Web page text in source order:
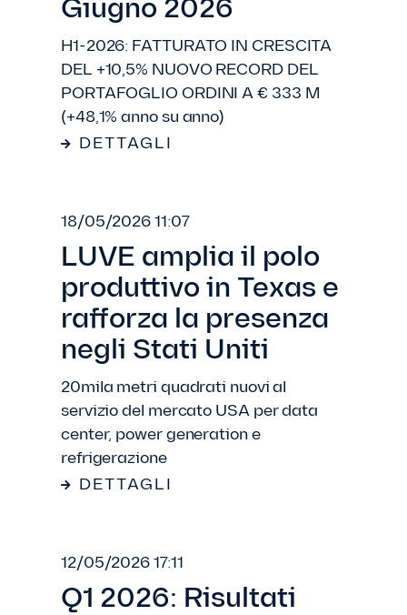
Giugno 2026
H1-2026: FATTURATO IN CRESCITA
DEL +10,5% NUOVO RECORD DEL
PORTAFOGLIO ORDINI A € 333 M
(+48,1% anno su anno)
DETTAGLI
18/05/2026 11:07
LUVE amplia il polo
produttivo in Texas e
rafforza la presenza
negli Stati Uniti
20mila metri quadrati nuovi al
servizio del mercato USA per data
center, power generation e
refrigerazione
DETTAGLI
12/05/2026 17:11
Q1 2026: Risultati